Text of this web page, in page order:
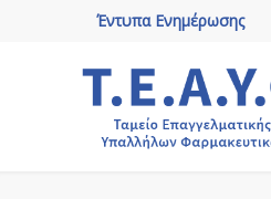
Έντυπα Ενημέρωσης